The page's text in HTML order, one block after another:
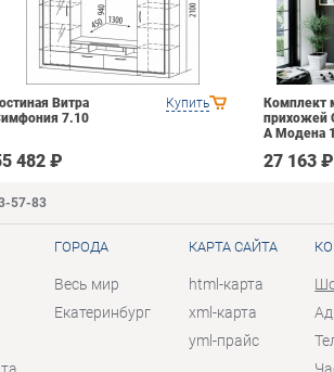
Купить
Витра
7.10
482 ₽
Комплект
прихожей
А Модена
27 163 ₽
57-83
ГОРОДА
Весь мир
Екатеринбург
КАРТА САЙТА
html-карта
xml-карта
yml-прайс